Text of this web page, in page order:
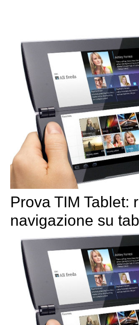
Prova TIM Tablet:
navigazione su